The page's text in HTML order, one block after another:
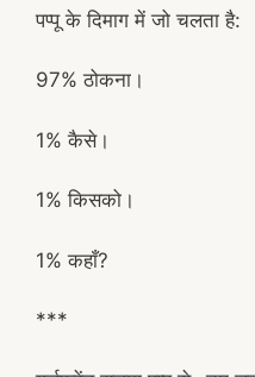
पप्पू के दिमाग में जो चलता है:
97% ठोकना।
1% कैसे।
1% किसको।
1% कहाँ?
***